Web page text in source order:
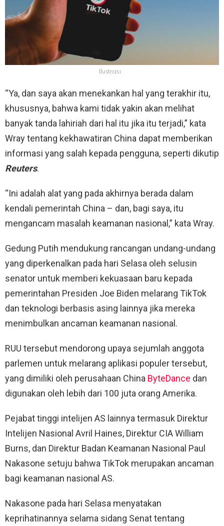
Ilustrasi
“Ya, dan saya akan menekankan hal yang terakhir itu,
khususnya, bahwa kami tidak yakin akan melihat
banyak tanda lahiriah dari hal itu jika itu terjadi,” kata
Wray tentang kekhawatiran China dapat memberikan
informasi yang salah kepada pengguna, seperti dikutip
Reuters.
“Ini adalah alat yang pada akhirnya berada dalam
kendali pemerintah China – dan, bagi saya, itu
mengancam masalah keamanan nasional,” kata Wray.
Gedung Putih mendukung rancangan undang-undang
yang diperkenalkan pada hari Selasa oleh selusin
senator untuk memberi kekuasaan baru kepada
pemerintahan Presiden Joe Biden melarang TikTok
dan teknologi berbasis asing lainnya jika mereka
menimbulkan ancaman keamanan nasional.
RUU tersebut mendorong upaya sejumlah anggota
parlemen untuk melarang aplikasi populer tersebut,
yang dimiliki oleh perusahaan China ByteDance dan
digunakan oleh lebih dari 100 juta orang Amerika.
Pejabat tinggi intelijen AS lainnya termasuk Direktur
Intelijen Nasional Avril Haines, Direktur CIA William
Burns, dan Direktur Badan Keamanan Nasional Paul
Nakasone setuju bahwa TikTok merupakan ancaman
bagi keamanan nasional AS.
Nakasone pada hari Selasa menyatakan
keprihatinannya selama sidang Senat tentang